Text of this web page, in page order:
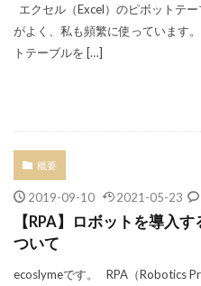
エクセル（Excel）のピボットテ
がよく、私も頻繁に使っています
トテーブルを […]
概要
2019-09-10 2021-05-23
【RPA】ロボットを導入
ついて
ecoslymeです。 RPA（Robotics